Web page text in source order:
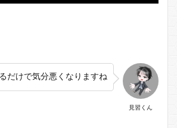
見習くん
だけで気分悪くなりますね